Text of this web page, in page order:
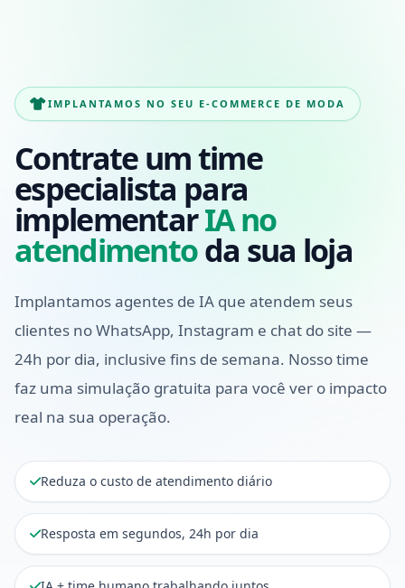
IMPLANTAMOS NO SEU E-COMMERCE DE MODA
Contrate um time
especialista para
implementarIA no
atendimentoda sua loja
Implantamos agentes de IA que atendem seus
clientes no WhatsApp, Instagram e chat do site —
24h por dia, inclusive fins de semana. Nosso time
faz uma simulação gratuita para você ver o impacto
real na sua operação.
Reduza o custo de atendimento diário
Resposta em segundos, 24h por dia